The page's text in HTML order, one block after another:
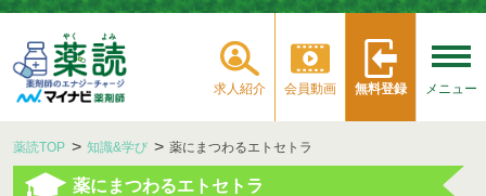
求人紹介 会員動画 無料登録 メニュー
薬読TOP 知識&学び 薬にまつわるエトセトラ
薬にまつわるエトセトラ